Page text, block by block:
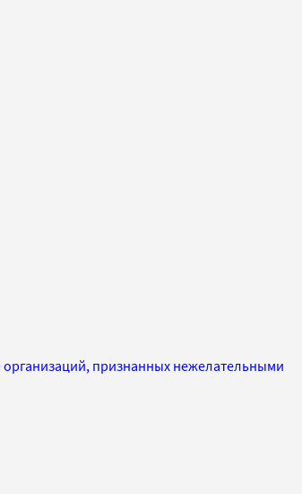
организаций, признанных нежелательными